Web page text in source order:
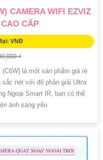
CAMERA WIFI EZVIZ
CẤP
VNĐ
₫
là một sản phẩm giá rẻ
nét với độ phân giải Ultra
Ngoại Smart IR, bạn có thể
ánh sáng yếu